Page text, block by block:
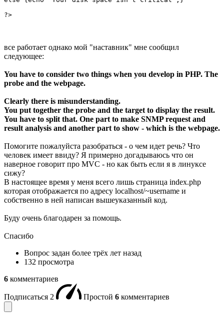
?>
все работает однако мой "наставник" мне сообщил
следующее:
You have to consider two things when you develop in PHP. The
probe and the webpage.
Clearly there is misunderstanding.
You put together the probe and the target to display the result.
You have to split that. One part to make SNMP request and
result analysis and another part to show - which is the webpage.
Помогите пожалуйста разобраться - о чем идет речь? Что
человек имеет ввиду? Я примерно догадываюсь что он
наверное говорит про MVC - но как быть если я в линуксе
сижу?
В настоящее время у меня всего лишь страница index.php
которая отображается по адресу localhost/~username и
собственно в ней написан вышеуказанный код.
Буду очень благодарен за помощь.
Спасибо
Вопрос задан более трёх лет назад
132 просмотра
6 комментариев
Подписаться 2 Простой 6 комментариев